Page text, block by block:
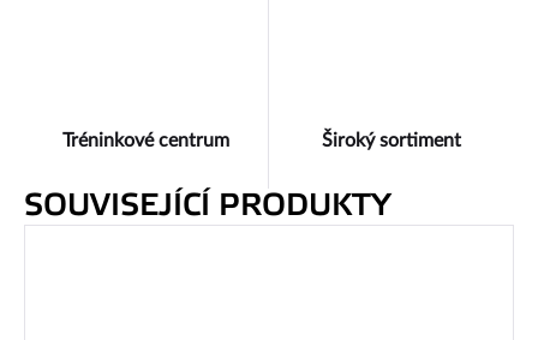
Tréninkové centrum Široký sortiment
SOUVISEJÍCÍ PRODUKTY